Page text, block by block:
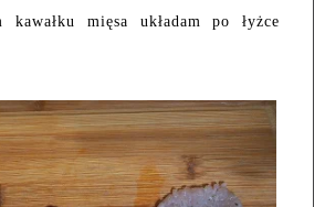
kawałku mięsa układam po łyżce